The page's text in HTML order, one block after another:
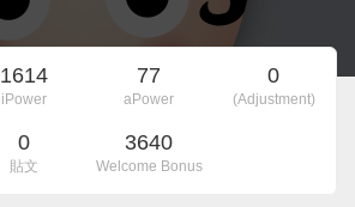
1614
iPower
77
aPower
0
(Adjustment)
0
貼文
3640
Welcome Bonus